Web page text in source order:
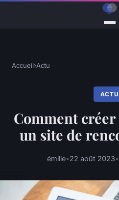
Accueil›Actu
ACTU
Comment
un site de
émilie•22 août 2023•